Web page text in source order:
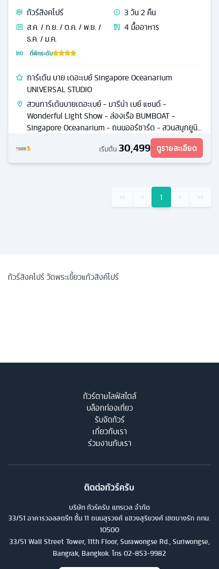
ทัวร์สิงคโปร์ 3วัน2 คืน
ส.ค. / ก.ย. / ต.ค. / พ.ย. /
ธ.ค. / ม.ค.
4 มื้ออาหาร
ที่พักระดับ
การ์เด้น บาย เดอะเบย์ Singapore Oceanarium
UNIVERSAL STUDIO
สวนการ์เด้นบายเดอะเบย์ - มารีน่า เบย์ แซนด์ -
Wonderful Light Show - ล่องเรือ BUMBOAT -
Singapore Oceanarium - ถนนออร์ชาร์ด - สวนสนุกยูนิ
เริ่มต้น 30,499 ดูรายละเอียด
‹‹ ‹ 1 › ››
ทัวร์สิงคโปร์ วัดพระเขี้ยวแก้วสิงค์โปร์
ทัวร์ตามไลฟ์สไตล์
บล็อกท่องเที่ยว
รับจัดทัวร์
เกี่ยวกับเรา
ร่วมงานกับเรา
ติดต่อทัวร์ครับ
บริษัท ทัวร์ครับ แทรเวล จำกัด
33/51 อาคารวอลสตรีท ชั้น 11 ถนนสุรวงศ์ แขวงสุริยวงศ์ เขตบางรัก กทม.
10500
33/51 Wall Street Tower, 11th Floor, Surawongse Rd., Suriwongse,
Bangrak, Bangkok. โทร 02-853-9982